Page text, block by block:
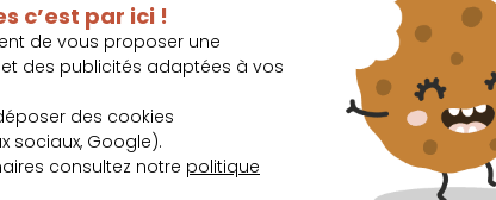
des ventes et stabilisation des
marché immobilier du Grand Est
pour les maisons, avec une baisse des
c’est par ici !
de vous proposer une
des publicités adaptées à vos
des cookies
sociaux, Google).
consultez notre politique